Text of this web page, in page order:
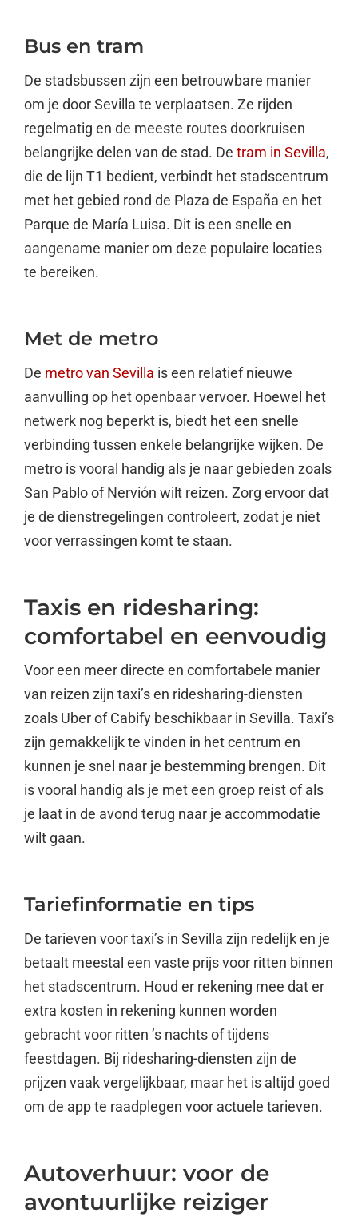
Bus en tram
De stadsbussen zijn een betrouwbare manier
om je door Sevilla te verplaatsen. Ze rijden
regelmatig en de meeste routes doorkruisen
belangrijke delen van de stad. De tram in Sevilla,
die de lijn T1 bedient, verbindt het stadscentrum
met het gebied rond de Plaza de España en het
Parque de María Luisa. Dit is een snelle en
aangename manier om deze populaire locaties
te bereiken.
Met de metro
De metro van Sevilla is een relatief nieuwe
aanvulling op het openbaar vervoer. Hoewel het
netwerk nog beperkt is, biedt het een snelle
verbinding tussen enkele belangrijke wijken. De
metro is vooral handig als je naar gebieden zoals
San Pablo of Nervión wilt reizen. Zorg ervoor dat
je de dienstregelingen controleert, zodat je niet
voor verrassingen komt te staan.
Taxis en ridesharing:
comfortabel en eenvoudig
Voor een meer directe en comfortabele manier
van reizen zijn taxi’s en ridesharing-diensten
zoals Uber of Cabify beschikbaar in Sevilla. Taxi’s
zijn gemakkelijk te vinden in het centrum en
kunnen je snel naar je bestemming brengen. Dit
is vooral handig als je met een groep reist of als
je laat in de avond terug naar je accommodatie
wilt gaan.
Tariefinformatie en tips
De tarieven voor taxi’s in Sevilla zijn redelijk en je
betaalt meestal een vaste prijs voor ritten binnen
het stadscentrum. Houd er rekening mee dat er
extra kosten in rekening kunnen worden
gebracht voor ritten ’s nachts of tijdens
feestdagen. Bij ridesharing-diensten zijn de
prijzen vaak vergelijkbaar, maar het is altijd goed
om de app te raadplegen voor actuele tarieven.
Autoverhuur: voor de
avontuurlijke reiziger